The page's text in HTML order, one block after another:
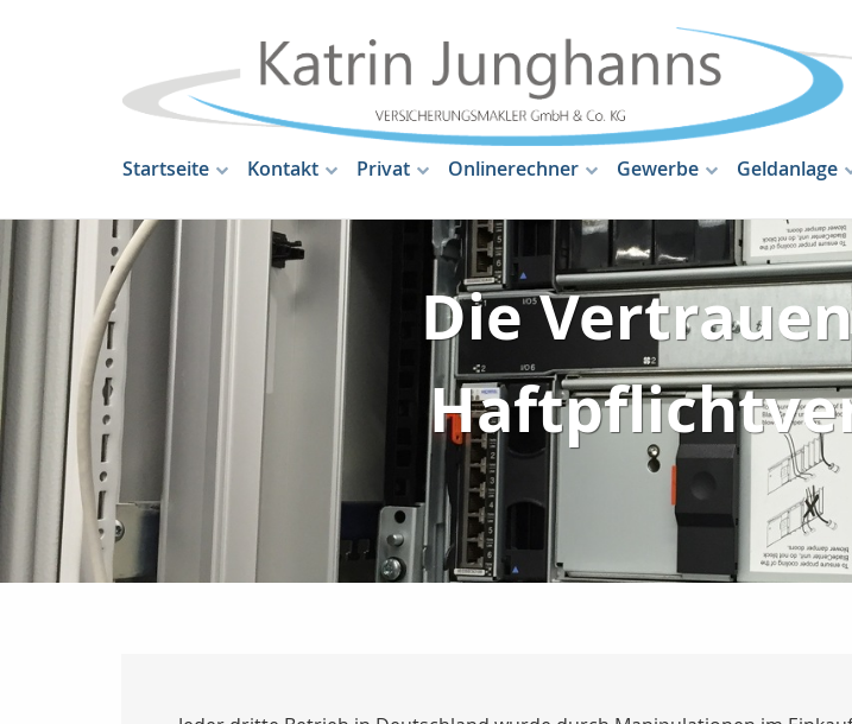
Startseite Kontakt Privat Onlinerechner Gewerbe Geldanlage
Die